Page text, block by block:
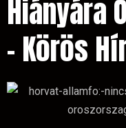
Hiányára
– Körös